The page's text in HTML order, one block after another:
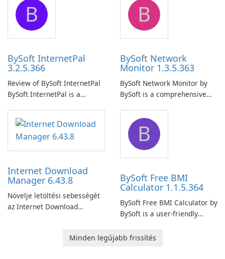
ensure the continuous and
uninterrupted operation of
your computer system.
to easily browse and manage
shared folders on their
network.
B
BySoft InternetPal
3.2.5.366
Review of BySoft InternetPal
BySoft InternetPal is a
application designed to
monitor your internet
connection and provide real-
time insights into its
B
BySoft Network
Monitor 1.3.5.363
BySoft Network Monitor by
BySoft is a comprehensive
designed to help businesses
effectively manage their
network infrastructure.
Internet Download
Manager 6.43.8
Növelje letöltési sebességét
az Internet Download
B
BySoft Free BMI
Calculator 1.1.5.364
BySoft Free BMI Calculator by
BySoft is a user-friendly
designed to help you
Minden legújabb frissítés